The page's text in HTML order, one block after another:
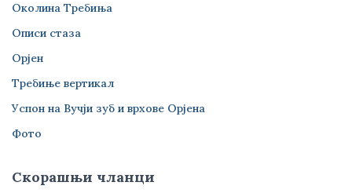
Околина Требиња
Описи стаза
Орјен
Требиње вертикал
Успон на Вучји зуб и врхове Орјена
Фото
Скорашњи чланци